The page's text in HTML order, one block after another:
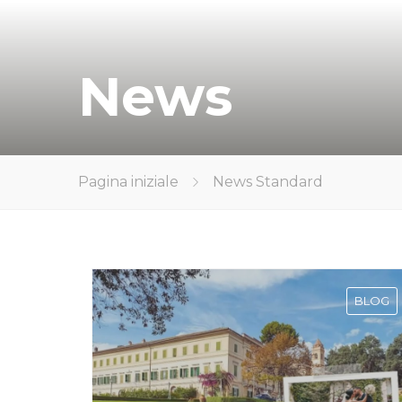
News
Pagina iniziale News Standard
BLOG